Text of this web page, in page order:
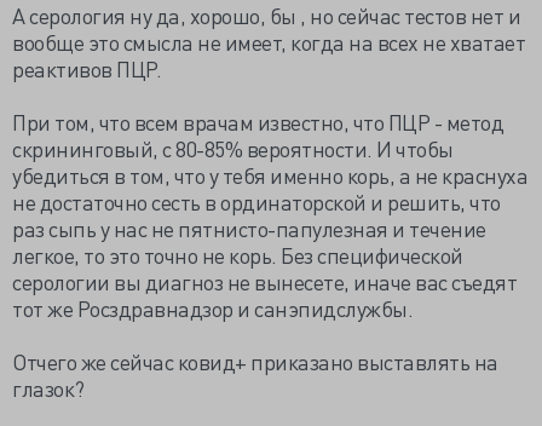
А серология ну да, хорошо, бы , но сейчас тестов нет и
вообще это смысла не имеет, когда на всех не хватает
реактивов ПЦР.
При том, что всем врачам известно, что ПЦР - метод
скрининговый, с 80-85% вероятности. И чтобы
убедиться в том, что у тебя именно корь, а не краснуха
не достаточно сесть в ординаторской и решить, что
раз сыпь у нас не пятнисто-папулезная и течение
легкое, то это точно не корь. Без специфической
серологии вы диагноз не вынесете, иначе вас съедят
тот же Росздравнадзор и санэпидслужбы.
Отчего же сейчас ковид+ приказано выставлять на
глазок?